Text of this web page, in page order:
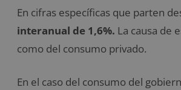
En cifras específicas que parten
interanual de 1,6%. La causa de
como del consumo privado.
En el caso del consumo del